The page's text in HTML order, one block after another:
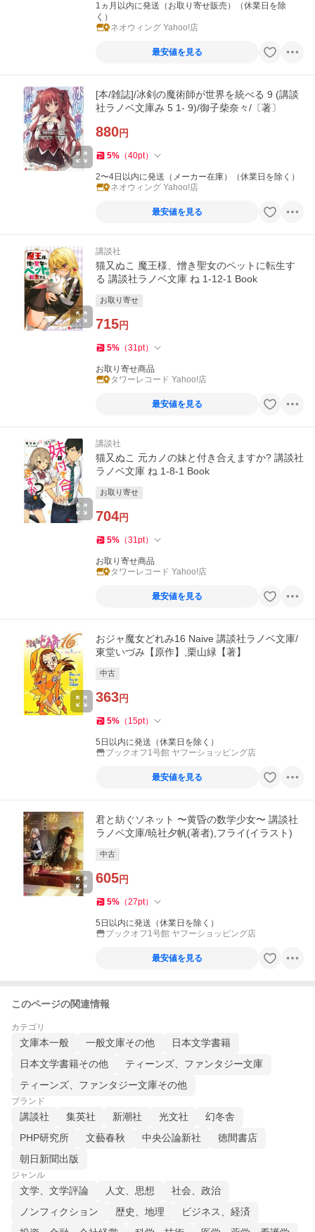
1ヵ月以内に発送（お取り寄せ販売）（休業日を除
く）
ネオウィング Yahoo!店
最安値を見る
[本/雑誌]/冰剣の魔術師が世界を統べる 9 (講談
社ラノベ文庫み 5 1- 9)/御子柴奈々/〔著〕
880円
5% （40pt）
2〜4日以内に発送（メーカー在庫）（休業日を除く）
ネオウィング Yahoo!店
最安値を見る
講談社
猫又ぬこ 魔王様、憎き聖女のペットに転生す
る 講談社ラノベ文庫 ね 1-12-1 Book
お取り寄せ
715円
5% （31pt）
お取り寄せ商品
タワーレコード Yahoo!店
最安値を見る
講談社
猫又ぬこ 元カノの妹と付き合えますか? 講談社
ラノベ文庫 ね 1-8-1 Book
お取り寄せ
704円
5% （31pt）
お取り寄せ商品
タワーレコード Yahoo!店
最安値を見る
おジャ魔女どれみ16 Naive 講談社ラノベ文庫/
東堂いづみ【原作】,栗山緑【著】
中古
363円
5% （ 15pt）
5日以内に発送（休業日を除く）
ブックオフ1号館 ヤフーショッピング店
最安値を見る
君と紡ぐソネット 〜黄昏の数学少女〜 講談社
ラノベ文庫/暁社夕帆(著者),フライ(イラスト)
中古
605円
5% （27pt）
5日以内に発送（休業日を除く）
ブックオフ1号館 ヤフーショッピング店
最安値を見る
このページの関連情報
カテゴリ
文庫本一般 一般文庫その他
日本文学書籍
日本文学書籍その他
ティーンズ、ファンタジー文庫
ティーンズ、ファンタジー文庫その他
ブランド
講談社 集英社 新潮社 光文社
幻冬舎
PHP研究所
文藝春秋 中央公論新社
徳間書店
朝日新聞出版
ジャンル
文学、文学評論 人文、思想
社会、政治
ノンフィクション
歴史、地理
ビジネス、経済